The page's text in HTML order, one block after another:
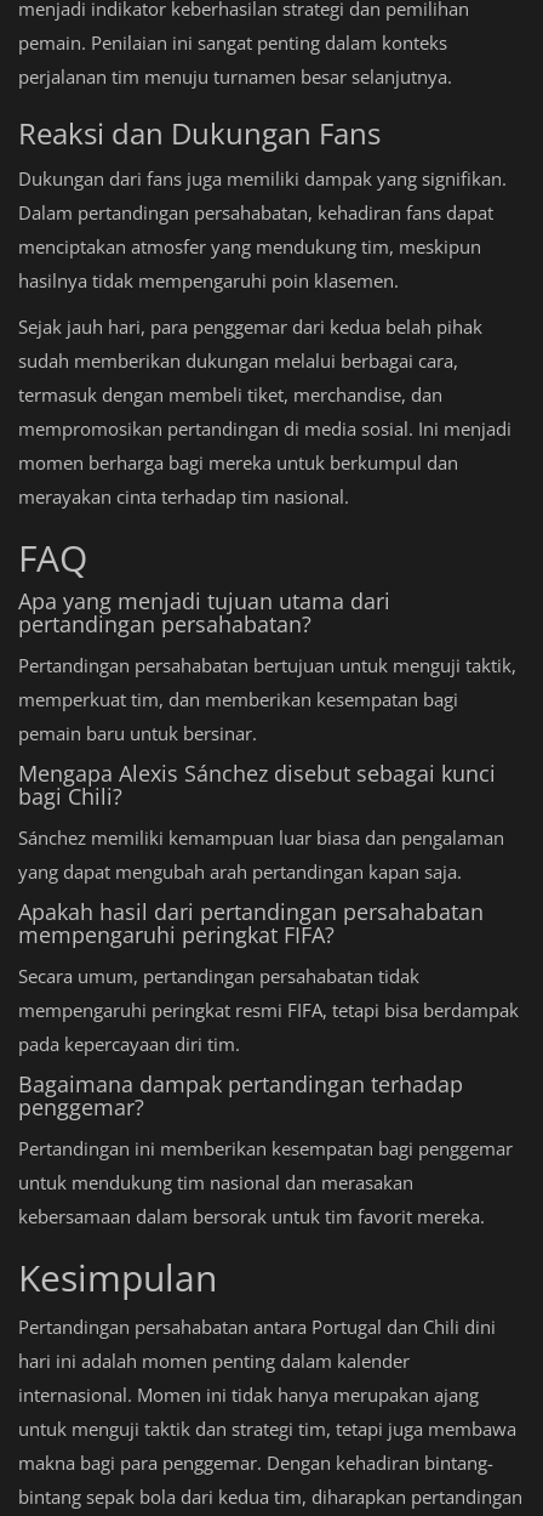
menjadi indikator keberhasilan strategi dan pemilihan
pemain. Penilaian ini sangat penting dalam konteks
perjalanan tim menuju turnamen besar selanjutnya.
Reaksi dan Dukungan Fans
Dukungan dari fans juga memiliki dampak yang signifikan.
Dalam pertandingan persahabatan, kehadiran fans dapat
menciptakan atmosfer yang mendukung tim, meskipun
hasilnya tidak mempengaruhi poin klasemen.
Sejak jauh hari, para penggemar dari kedua belah pihak
sudah memberikan dukungan melalui berbagai cara,
termasuk dengan membeli tiket, merchandise, dan
mempromosikan pertandingan di media sosial. Ini menjadi
momen berharga bagi mereka untuk berkumpul dan
merayakan cinta terhadap tim nasional.
FAQ
Apa yang menjadi tujuan utama dari
pertandingan persahabatan?
Pertandingan persahabatan bertujuan untuk menguji taktik,
memperkuat tim, dan memberikan kesempatan bagi
pemain baru untuk bersinar.
Mengapa Alexis Sánchez disebut sebagai kunci
bagi Chili?
Sánchez memiliki kemampuan luar biasa dan pengalaman
yang dapat mengubah arah pertandingan kapan saja.
Apakah hasil dari pertandingan persahabatan
mempengaruhi peringkat FIFA?
Secara umum, pertandingan persahabatan tidak
mempengaruhi peringkat resmi FIFA, tetapi bisa berdampak
pada kepercayaan diri tim.
Bagaimana dampak pertandingan terhadap
penggemar?
Pertandingan ini memberikan kesempatan bagi penggemar
untuk mendukung tim nasional dan merasakan
kebersamaan dalam bersorak untuk tim favorit mereka.
Kesimpulan
Pertandingan persahabatan antara Portugal dan Chili dini
hari ini adalah momen penting dalam kalender
internasional. Momen ini tidak hanya merupakan ajang
untuk menguji taktik dan strategi tim, tetapi juga membawa
makna bagi para penggemar. Dengan kehadiran bintang-
bintang sepak bola dari kedua tim, diharapkan pertandingan